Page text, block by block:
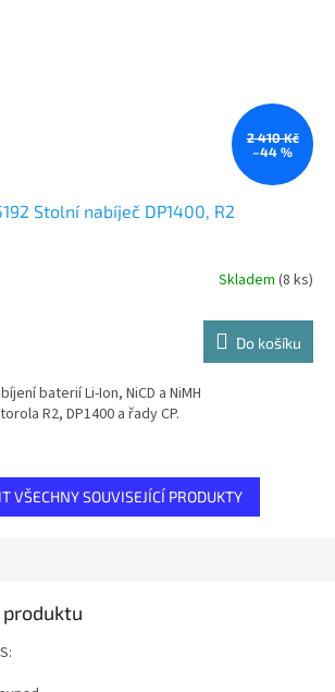
2 410 Kč
–44 %
Stolní nabíječ DP1400, R2
Skladem (8 ks)
Do košíku
baterií Li-Ion, NiCD a NiMH
R2, DP1400 a řady CP.
VŠECHNY SOUVISEJÍCÍ PRODUKTY